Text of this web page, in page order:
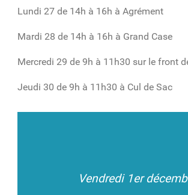
Lundi 27 de 14h à 16h à Agrément
Mardi 28 de 14h à 16h à Grand Case
Mercredi 29 de 9h à 11h30 sur le front
Jeudi 30 de 9h à 11h30 à Cul de Sac
Vendredi 1er